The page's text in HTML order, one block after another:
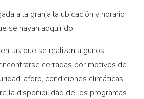
a la granja la ubicación y horario
se hayan adquirido.
las que se realizan algunos
cerradas por motivos de
aforo, condiciones climáticas,
la disponibilidad de los programas